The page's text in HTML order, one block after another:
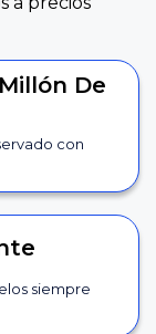
De
con
siempre